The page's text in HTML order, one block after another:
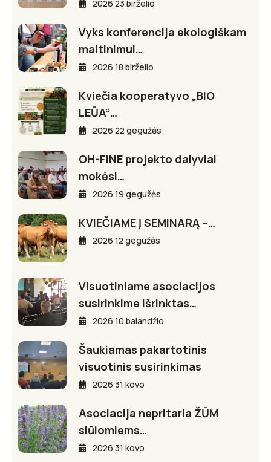
2026 23 birželio
Vyks konferencija ekologiškam
maitinimui…
2026 18 birželio
Kviečia kooperatyvo „BIO
LEŪA“…
2026 22 gegužės
OH-FINE projekto dalyviai
mokėsi…
2026 19 gegužės
KVIEČIAME Į SEMINARĄ –…
2026 12 gegužės
Visuotiniame asociacijos
susirinkime išrinktas…
2026 10 balandžio
Šaukiamas pakartotinis
visuotinis susirinkimas
2026 31 kovo
Asociacija nepritaria ŽŪM
siūlomiems…
2026 31 kovo